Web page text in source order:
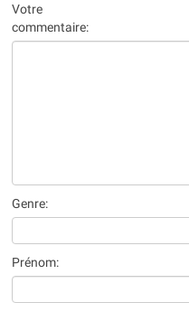
Votre
commentaire:
Genre:
Prénom: